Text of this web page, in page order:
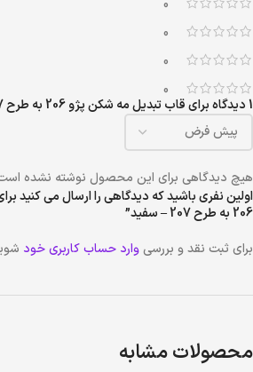
0
0
0
0
1 دیدگاه برای
قاب تبدیل مه شکن پژو 206 به طرح 207 – سفید
هیچ دیدگاهی برای این محصول نوشته نشده
اولین نفری باشید که دیدگاهی را ارسال می کنید
206 به طرح 207 – سفید”
برای ثبت نقد و بررسی وارد حساب کاربری خود
محصولات مشابه